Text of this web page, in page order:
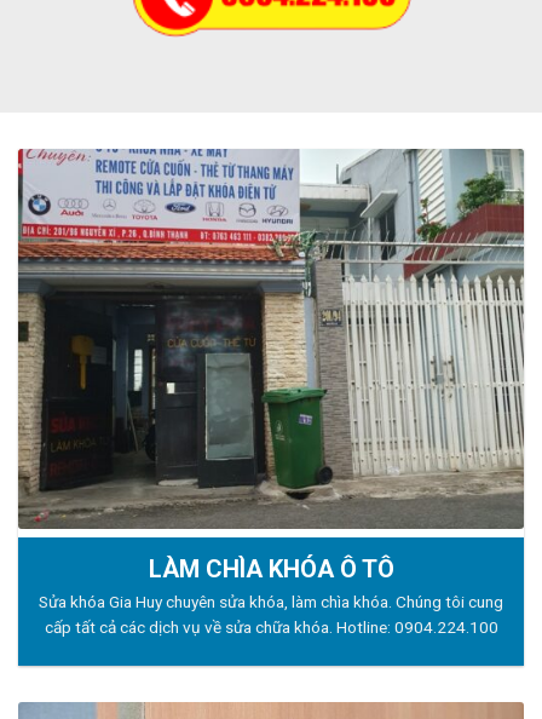
LÀM CHÌA KHÓA Ô TÔ
Sửa khóa Gia Huy chuyên sửa khóa, làm chìa khóa. Chúng tôi cung
cấp tất cả các dịch vụ về sửa chữa khóa. Hotline: 0904.224.100